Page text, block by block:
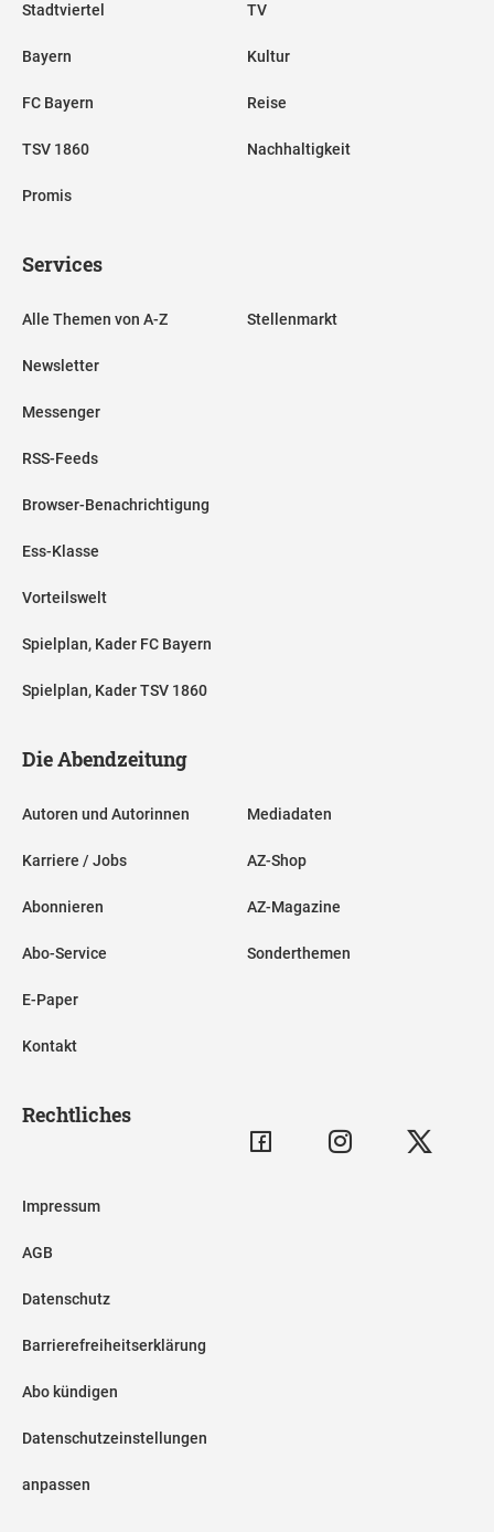
Stadtviertel
Bayern
FC Bayern
TSV 1860
Promis
TV
Kultur
Reise
Nachhaltigkeit
Services
Alle Themen von A-Z
Newsletter
Messenger
RSS-Feeds
Browser-Benachrichtigung
Ess-Klasse
Vorteilswelt
Spielplan, Kader FC Bayern
Spielplan, Kader TSV 1860
Stellenmarkt
Die Abendzeitung
Autoren und Autorinnen
Karriere / Jobs
Abonnieren
Abo-Service
E-Paper
Kontakt
Mediadaten
AZ-Shop
AZ-Magazine
Sonderthemen
Rechtliches
Impressum
AGB
Datenschutz
Barrierefreiheitserklärung
Abo kündigen
Datenschutzeinstellungen
anpassen